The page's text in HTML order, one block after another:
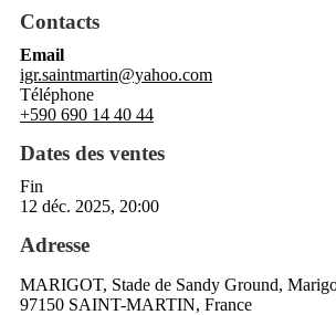
Contacts
Email
igr.saintmartin@yahoo.com
Téléphone
+590 690 14 40 44
Dates des ventes
Fin
12 déc. 2025, 20:00
Adresse
MARIGOT, Stade de Sandy Ground,
97150 SAINT-MARTIN, France